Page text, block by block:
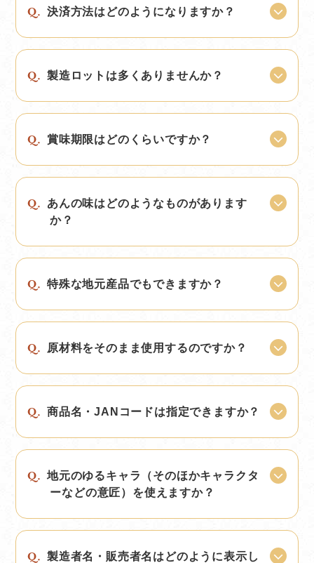
決済方法はどのようになりますか？
製造ロットは多くありませんか？
シールタイプ
ひとくち:120個
3個入:64個
細巻:64個
大箱:36個
賞味期限はどのくらいですか？
あんの味はどのようなものがあります
か？
特殊な地元産品でもできますか？
原材料をそのまま使用するのですか？
商品名・JANコードは指定できますか？
地元のゆるキャラ（そのほかキャラクタ
ーなどの意匠）を使えますか？
製造者名・販売者名はどのように表示し